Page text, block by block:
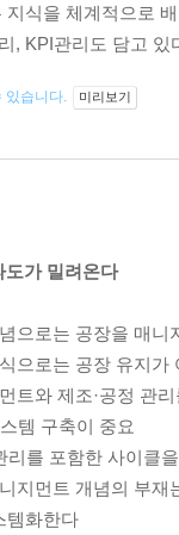
식을 체계적으로
, KPI관리도 담고 있
있습니다. 미리보기
도가 밀려온다
으로는 공장을 매니
으로는 공장 유지가
트와 제조·공정 관
템 구축이 중요
를 포함한 사이클
지먼트 개념의 부재
템화한다